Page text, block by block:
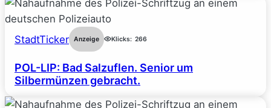
StadtTicker Anzeige Klicks: 266
POL-LIP: Bad Salzuflen. Senior um
Silbermünzen gebracht.